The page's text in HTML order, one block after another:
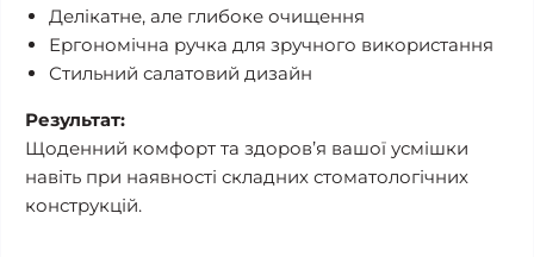
Делікатне, але глибоке очищення
Ергономічна ручка для зручного використання
Стильний салатовий дизайн
Результат:
Щоденний комфорт та здоров’я вашої усмішки
навіть при наявності складних стоматологічних
конструкцій.